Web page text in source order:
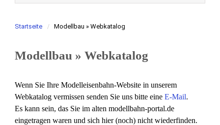
Startseite Modellbau » Webkatalog
Modellbau » Webkatalog
Wenn Sie Ihre Modelleisenbahn-Website in unserem
Webkatalog vermissen senden Sie uns bitte eine E-Mail.
Es kann sein, das Sie im alten modellbahn-portal.de
eingetragen waren und sich hier (noch) nicht wiederfinden.